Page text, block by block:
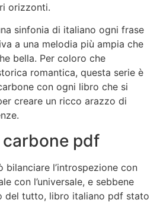
orizzonti.
sinfonia di italiano ogni frase
a una melodia più ampia che
bella. Per coloro che
romantica, questa serie è
con ogni libro che si
creare un ricco arazzo di
pdf
bilanciare l’introspezione con
con l’universale, e sebbene
del tutto, libro italiano pdf stato